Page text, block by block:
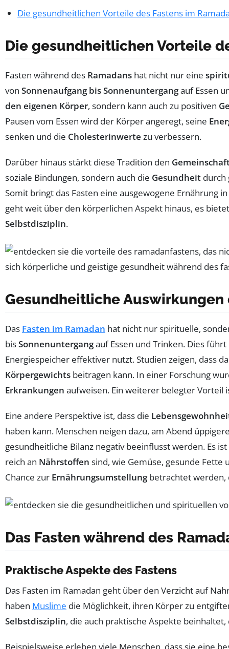
Die gesundheitlichen Vorteile des Fastens im
Die gesundheitlichen Vorteile
Fasten während des Ramadans hat nicht nur eine
von Sonnenaufgang bis Sonnenuntergangauf Essen
den eigenen Körper, sondern kann auch zu positiven
Pausen vom Essen wird der Körper angeregt, seine
senken und die Cholesterinwerte zu verbessern.
Darüber hinaus stärkt diese Tradition den
soziale Bindungen, sondern auch die Gesundheit durch
Somit bringt das Fasten eine ausgewogene Ernährung
geht weit über den körperlichen Aspekt hinaus, es
Selbstdisziplin.
Gesundheitliche Auswirkungen
Das Fasten im Ramadan hat nicht nur spirituelle,
bisSonnenuntergangauf Essen und Trinken. Dies
Energiespeicher effektiver nutzt. Studien zeigen, dass
Körpergewichts beitragen kann. In einer Forschung
Erkrankungen aufweisen. Ein weiterer belegter Vorteil
Eine andere Perspektive ist, dass die
haben kann. Menschen neigen dazu, am Abend
gesundheitliche Bilanz negativ beeinflusst werden. Es
reich an Nährstoffen sind, wie Gemüse, gesunde Fette
Chance zur Ernährungsumstellungbetrachtet werden,
Das Fasten während des
Praktische Aspekte des Fastens
Das Fasten im Ramadan geht über den Verzicht auf
haben Muslime die Möglichkeit, ihren Körper zu
Selbstdisziplin, die auch praktische Aspekte
Beispielsweise erleben viele Menschen, dass sie eine